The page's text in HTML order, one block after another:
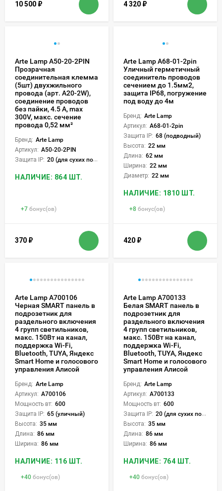
10 500 ₽ 4 320 ₽
Arte Lamp A50-20-2PIN
Прозрачная
соединительная клемма
(5шт) двухжильного
провода (арт. A20-2W),
соединение проводов
без пайки, 4.5 А, max
300V, макс. сечение
провода 0,52 мм²
Бренд: Arte Lamp
Артикул: A50-20-2PIN
Защита IP: 20 (для сухих пом.)
НАЛИЧИЕ: 864 ШТ.
+7 бонус(ов)
370 ₽
Arte Lamp A68-01-2pin
Уличный герметичный
соединитель проводов
сечением до 1.5мм2,
защита IP68, погружение
под воду до 4м
Бренд: Arte Lamp
Артикул: A68-01-2pin
Защита IP: 68 (подводный)
Высота: 22 мм
Длина: 62 мм
Ширина: 22 мм
Диаметр: 22 мм
НАЛИЧИЕ: 1810 ШТ.
+8 бонус(ов)
420 ₽
Arte Lamp A700106
Черная SMART панель в
подрозетник для
раздельного включения
4 групп светильников,
макс. 150Вт на канал,
поддержка Wi-Fi,
Bluetooth, TUYA, Яндекс
Smart Home и голосового
управления Алисой
Бренд: Arte Lamp
Артикул: A700106
Мощность вт: 600
Защита IP: 65 (уличный)
Высота: 35 мм
Длина: 86 мм
Ширина: 86 мм
НАЛИЧИЕ: 116 ШТ.
+40 бонус(ов)
Arte Lamp A700133
Белая SMART панель в
подрозетник для
раздельного включения
4 групп светильников,
макс. 150Вт на канал,
поддержка Wi-Fi,
Bluetooth, TUYA, Яндекс
Smart Home и голосового
управления Алисой
Бренд: Arte Lamp
Артикул: A700133
Мощность вт: 600
Защита IP: 20 (для сухих пом.)
Высота: 35 мм
Длина: 86 мм
Ширина: 86 мм
НАЛИЧИЕ: 764 ШТ.
+40 бонус(ов)